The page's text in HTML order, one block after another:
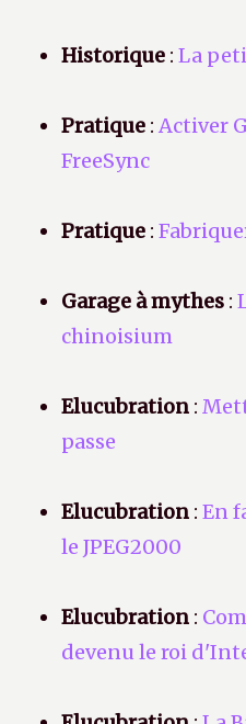
Historique : La
Pratique : Activer
FreeSync
Pratique :
Garage à mythes :
chinoisium
Elucubration :
passe
Elucubration : En
le JPEG2000
Elucubration :
devenu le roi